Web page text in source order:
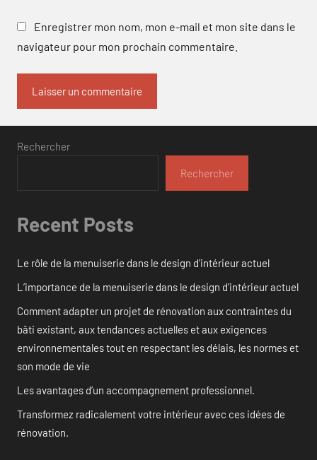
Enregistrer mon nom, mon e-mail et mon site dans le
navigateur pour mon prochain commentaire.
Rechercher
Rechercher
Recent Posts
Le rôle de la menuiserie dans le design d’intérieur actuel
L’importance de la menuiserie dans le design d’intérieur actuel
Comment adapter un projet de rénovation aux contraintes du
bâti existant, aux tendances actuelles et aux exigences
environnementales tout en respectant les délais, les normes et
son mode de vie
Les avantages d’un accompagnement professionnel.
Transformez radicalement votre intérieur avec ces idées de
rénovation.